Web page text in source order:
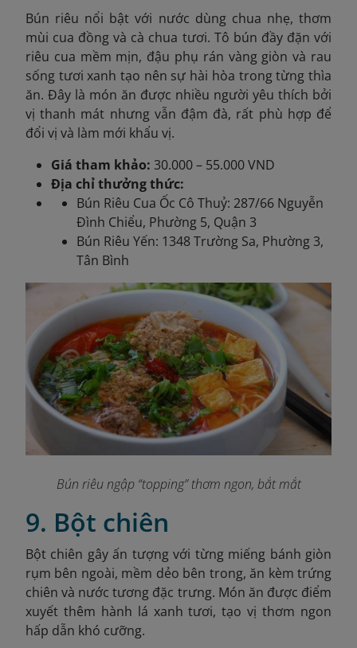
Bún riêu nổi bật với nước dùng chua nhẹ, thơm
mùi cua đồng và cà chua tươi. Tô bún đầy đặn với
riêu cua mềm mịn, đậu phụ rán vàng giòn và rau
sống tươi xanh tạo nên sự hài hòa trong từng thìa
ăn. Đây là món ăn được nhiều người yêu thích bởi
vị thanh mát nhưng vẫn đậm đà, rất phù hợp để
đổi vị và làm mới khẩu vị.
Giá tham khảo: 30.000 – 55.000 VND
Địa chỉ thưởng thức:
Bún Riêu Cua Ốc Cô Thuỷ: 287/66 Nguyễn
Đình Chiểu, Phường 5, Quận 3
Bún Riêu Yến: 1348 Trường Sa, Phường 3,
Tân Bình
Bún riêu ngập “topping” thơm ngon, bắt mắt
9. Bột chiên
Bột chiên gây ấn tượng với từng miếng bánh giòn
rụm bên ngoài, mềm dẻo bên trong, ăn kèm trứng
chiên và nước tương đặc trưng. Món ăn được điểm
xuyết thêm hành lá xanh tươi, tạo vị thơm ngon
hấp dẫn khó cưỡng.